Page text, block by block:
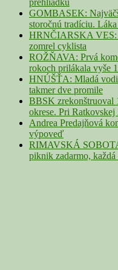
prehliadku
GOMBASEK:
storočnú tradíciu.
HRNČIARSKA VES:
zomrel cyklista
ROŽŇAVA: Prvá
rokoch prilákala vyše
HNÚŠŤA: Mladá
takmer dve promile
BBSK zrekonštruoval
okrese. Pri
Andrea Predajňová
výpoveď
RIMAVSKÁ
piknik zadarmo, každá